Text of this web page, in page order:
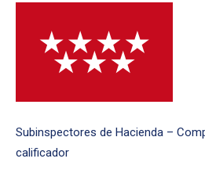
Subinspectores de Hacienda –
calificador